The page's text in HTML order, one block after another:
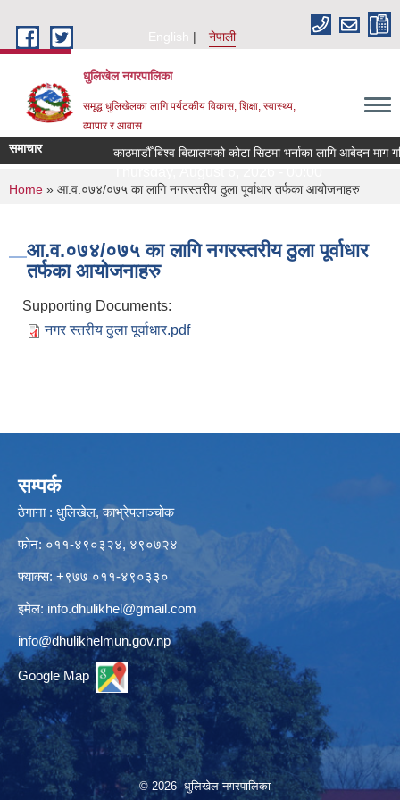
English
नेपाली
धुलिखेल नगरपालिका
समृद्ध धुलिखेलका लागि पर्यटकीय विकास, शिक्षा, स्वास्थ्य,
व्यापार र आवास
समाचार काठमाडौँ बिश्व बिद्यालयको कोटा सिटमा भर्नाका लागि आबेदन
You are here
Home » आ.व.०७४/०७५ का लागि नगरस्तरीय ठुला पूर्वाधार तर्फका आयोजनाहरु
आ.व.०७४/०७५ का लागि नगरस्तरीय ठुला पूर्वाधार
तर्फका आयोजनाहरु
Supporting Documents:
नगर स्तरीय ठुला पूर्वाधार.pdf
सम्पर्क
ठेगाना : धुलिखेल, काभ्रेपलाञ्चोक
फोन: ०११-४९०३२४, ४९०७२४
फ्याक्स: +९७७ ०११-४९०३३०
इमेल: info.dhulikhel@gmail.com
info@dhulikhelmun.gov.np
Google Map
© 2026 धुलिखेल नगरपालिका